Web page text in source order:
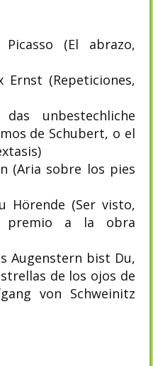
(El abrazo,
Ernst (Repeticiones,
unbestechliche
de Schubert, o el
(Aria sobre los pies
Hörende (Ser visto,
premio a la obra
Augenstern bist Du,
de los ojos de
von Schweinitz